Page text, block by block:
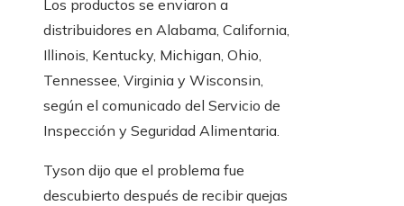
Los productos se enviaron a
distribuidores en Alabama, California,
Illinois, Kentucky, Michigan, Ohio,
Tennessee, Virginia y Wisconsin,
según el comunicado del Servicio de
Inspección y Seguridad Alimentaria.
Tyson dijo que el problema fue
descubierto después de recibir quejas